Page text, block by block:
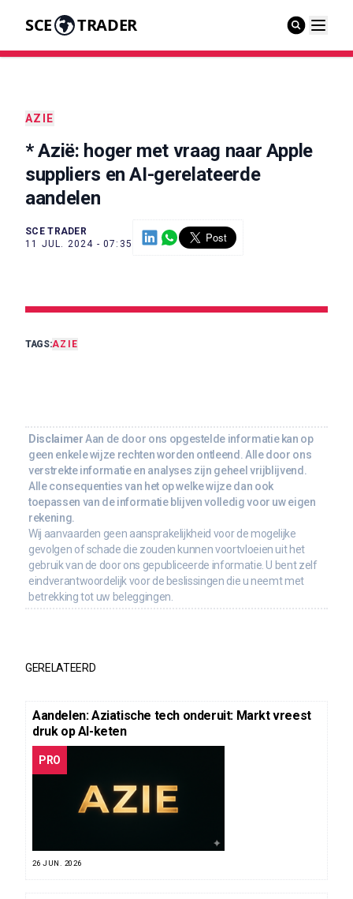
SCE TRADER
AZIE
* Azië: hoger met vraag naar Apple
suppliers en AI-gerelateerde
aandelen
SCE TRADER
11 JUL. 2024 - 07:35
TAGS:AZIE
Disclaimer Aan de door ons opgestelde informatie kan op
geen enkele wijze rechten worden ontleend. Alle door ons
verstrekte informatie en analyses zijn geheel vrijblijvend.
Alle consequenties van het op welke wijze dan ook
toepassen van de informatie blijven volledig voor uw eigen
rekening.
Wij aanvaarden geen aansprakelijkheid voor de mogelijke
gevolgen of schade die zouden kunnen voortvloeien uit het
gebruik van de door ons gepubliceerde informatie. U bent zelf
eindverantwoordelijk voor de beslissingen die u neemt met
betrekking tot uw beleggingen.
GERELATEERD
Aandelen: Aziatische tech onderuit: Markt vreest
druk op AI-keten
PRO
26 JUN. 2026